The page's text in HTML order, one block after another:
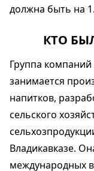
должна быть на
КТО
Группа компаний
занимается
напитков,
сельского
Владикавказе.
международных